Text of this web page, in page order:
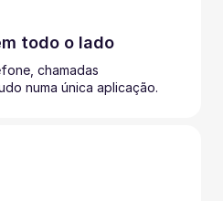
todo o lado
chamadas
numa única aplicação.